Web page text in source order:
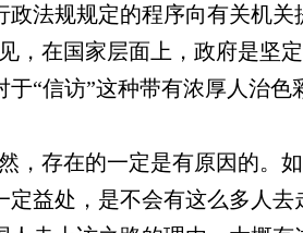
政法规规定的程序向有关机关
，在国家层面上，政府是坚
于“信访”这种带有浓厚人治色
，存在的一定是有原因的。
定益处，是不会有这么多人去